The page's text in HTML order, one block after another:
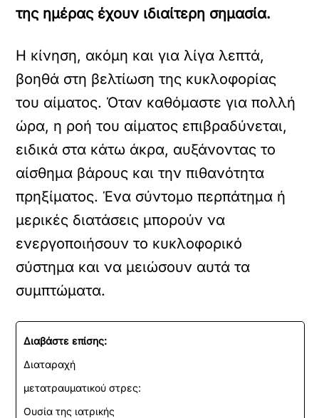
της ημέρας έχουν ιδιαίτερη σημασία.
Η κίνηση, ακόμη και για λίγα λεπτά,
βοηθά στη βελτίωση της κυκλοφορίας
του αίματος. Όταν καθόμαστε για πολλή
ώρα, η ροή του αίματος επιβραδύνεται,
ειδικά στα κάτω άκρα, αυξάνοντας το
αίσθημα βάρους και την πιθανότητα
πρηξίματος. Ένα σύντομο περπάτημα ή
μερικές διατάσεις μπορούν να
ενεργοποιήσουν το κυκλοφορικό
σύστημα και να μειώσουν αυτά τα
συμπτώματα.
Διαβάστε επίσης:
Διαταραχή
μετατραυματικού στρες:
Ουσία της ιατρικής